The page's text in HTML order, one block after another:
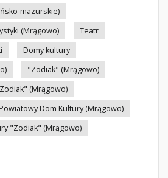
mazurskie)
(Mrągowo)
Teatr
Domy kultury
"Zodiak" (Mrągowo)
(Mrągowo)
Dom Kultury (Mrągowo)
"Zodiak" (Mrągowo)